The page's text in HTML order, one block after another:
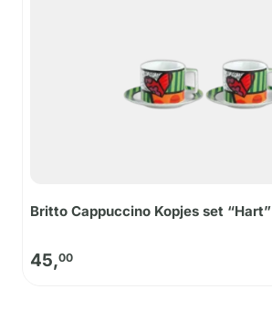
Britto Cappuccino Kopjes set “Hart”
45,00